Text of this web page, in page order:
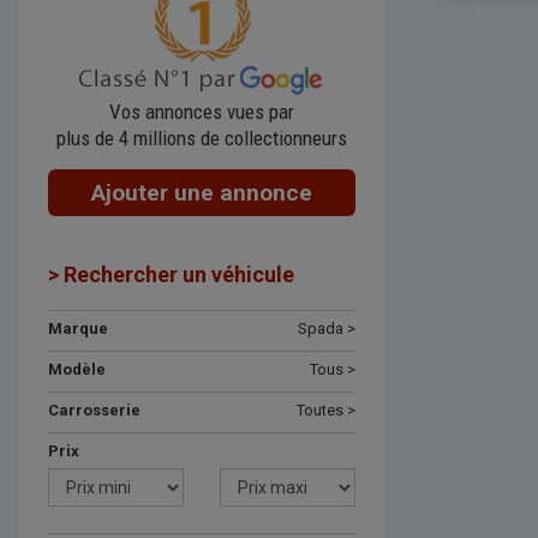
Vos annonces vues par
plus de 4 millions de collectionneurs
Ajouter une annonce
> Rechercher un véhicule
Marque Spada >
Modèle Tous >
Carrosserie Toutes >
Prix